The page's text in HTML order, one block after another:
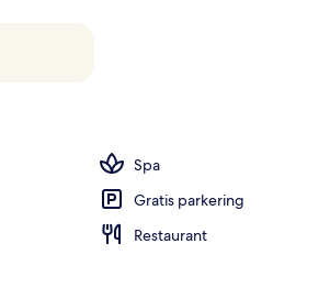
Spa
Gratis parkering
Restaurant